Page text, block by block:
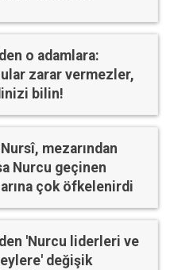
o adamlara:
zarar vermezler,
bilin!
mezarından
Nurcu geçinen
çok öfkelenirdi
'Nurcu liderleri ve
değişik